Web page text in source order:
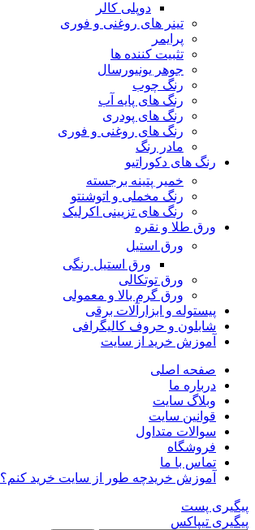
دوپلی کالر
تینر های روغنی و فوری
پرایمر
تثبیت کننده ها
جوهر یونیورسال
رنگ چوب
رنگ‌ های پایه آب
رنگ های پودری
رنگ‌ های روغنی و فوری
مادر رنگ
رنگ های دکوراتیو
خمیر پتینه برجسته
رنگ مخملی و اتوشنتو
رنگ های تزیینی اکرلیک
ورق طلا و نقره
ورق استیل
ورق استیل رنگی
ورق توتکالی
ورق گرم بالا و معمولی
پیستوله و ابزارآلات برقی
شابلون و حروف کالیگرافی
آموزش خرید از سایت
صفحه اصلی
درباره ما
وبلاگ سایت
قوانین سایت
سوالات متداول
فروشگاه
تماس با ما
آموزش خریدچه طور از سایت خرید کنم؟
پیگیری پست
پیگیری تیپاکس